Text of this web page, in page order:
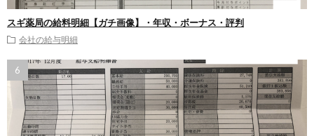
スギ薬局の給料明細【ガチ画像】・年収・ボーナス・評判
会社の給与明細